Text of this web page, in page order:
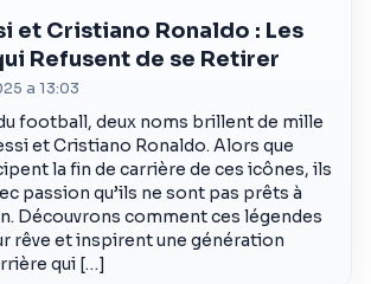
et Cristiano Ronaldo : Les
Refusent de se Retirer
a 13:03
football, deux noms brillent de mille
et Cristiano Ronaldo. Alors que
la fin de carrière de ces icônes, ils
passion qu’ils ne sont pas prêts à
Découvrons comment ces légendes
rêve et inspirent une génération
qui […]